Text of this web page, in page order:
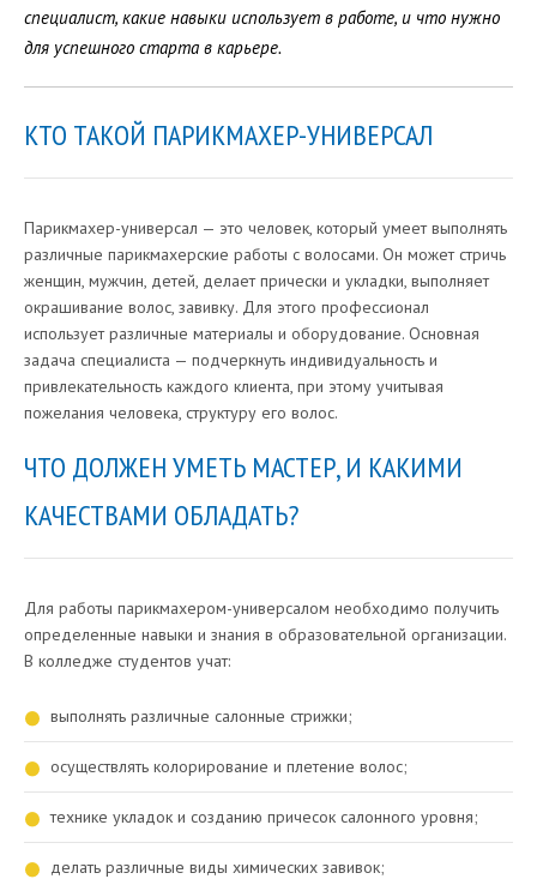
специалист, какие навыки использует в работе, и что нужно
для успешного старта в карьере.
КТО ТАКОЙ ПАРИКМАХЕР-УНИВЕРСАЛ
Парикмахер-универсал — это человек, который умеет выполнять
различные парикмахерские работы с волосами. Он может стричь
женщин, мужчин, детей, делает прически и укладки, выполняет
окрашивание волос, завивку. Для этого профессионал
использует различные материалы и оборудование. Основная
задача специалиста — подчеркнуть индивидуальность и
привлекательность каждого клиента, при этому учитывая
пожелания человека, структуру его волос.
ЧТО ДОЛЖЕН УМЕТЬ МАСТЕР, И КАКИМИ
КАЧЕСТВАМИ ОБЛАДАТЬ?
Для работы парикмахером-универсалом необходимо получить
определенные навыки и знания в образовательной организации.
В колледже студентов учат:
выполнять различные салонные стрижки;
осуществлять колорирование и плетение волос;
технике укладок и созданию причесок салонного уровня;
делать различные виды химических завивок;